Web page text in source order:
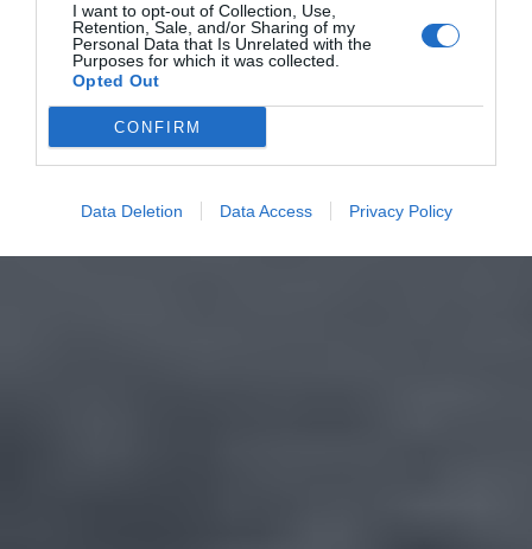
I want to opt-out of Collection, Use,
Retention, Sale, and/or Sharing of my
Personal Data that Is Unrelated with the
Purposes for which it was collected.
Opted Out
CONFIRM
Data Deletion Data Access Privacy Policy